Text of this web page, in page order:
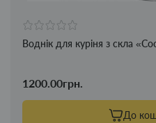
Воднік для куріня з скла
1200.00грн.
До